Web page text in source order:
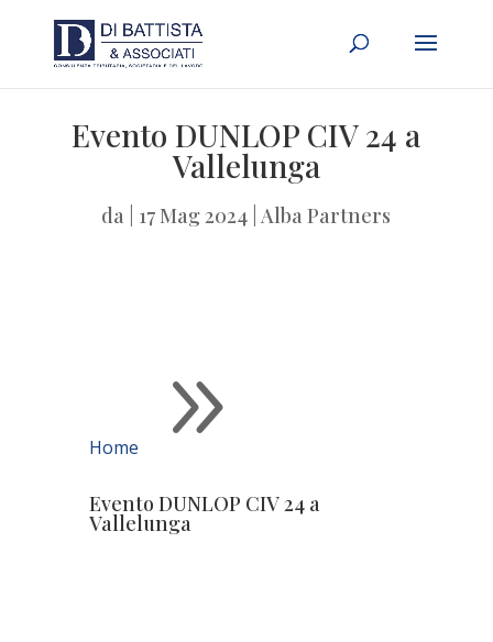
Evento DUNLOP CIV 24 a
Vallelunga
da 17 Mag 2024 |Alba Partners
Home 9
Evento DUNLOP CIV 24 a
Vallelunga